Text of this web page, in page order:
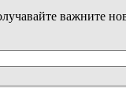
важните